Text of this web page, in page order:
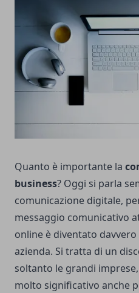
Quanto è importante la
business? Oggi si parla
comunicazione digitale,
messaggio comunicativo
online è diventato
azienda. Si tratta di un
soltanto le grandi
molto significativo anche